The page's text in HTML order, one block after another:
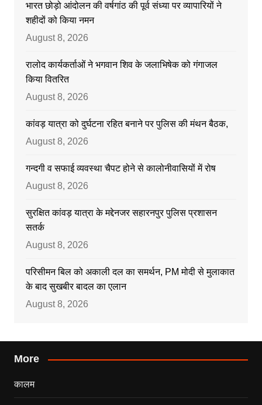
भारत छोड़ो आंदोलन की वर्षगांठ की पूर्व संध्या पर व्यापारियों ने
शहीदों को किया नमन
August 8, 2026
रालोद कार्यकर्ताओं ने भगवान शिव के जलाभिषेक को गंगाजल
किया वितरित
August 8, 2026
कांवड़ यात्रा को दुर्घटना रहित बनाने पर पुलिस की मंथन बैठक,
August 8, 2026
गन्दगी व सफाई व्यवस्था चैपट होने से कालोनीवासियों में रोष
August 8, 2026
सुरक्षित कांवड़ यात्रा के मद्देनजर सहारनपुर पुलिस प्रशासन
सतर्क
August 8, 2026
परिसीमन बिल को अकाली दल का समर्थन, PM मोदी से मुलाकात
के बाद सुखबीर बादल का एलान
August 8, 2026
More
कालम